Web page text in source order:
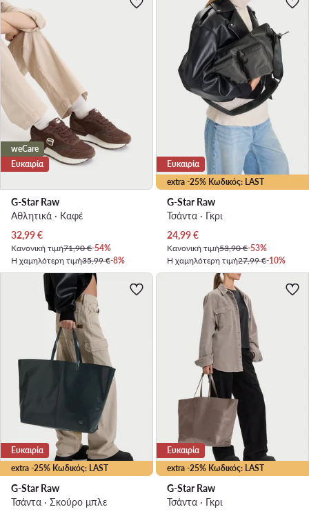
weCare
Ευκαιρία
G-Star Raw
Αθλητικά · Καφέ
Τρέχουσα τιμή
32,99€
Κανονική τιμή71,90 €-54%
Η χαμηλότερη τιμή35,99 €-8%
extra -25% Κωδικός: LAST
Ευκαιρία
G-Star Raw
Τσάντα · Γκρι
Τρέχουσα τιμή
24,99€
Κανονική τιμή53,90 €-53%
Η χαμηλότερη τιμή27,99 €-10%
extra -25% Κωδικός: LAST
Ευκαιρία
G-Star Raw
Τσάντα · Σκούρο μπλε
extra -25% Κωδικός: LAST
Ευκαιρία
G-Star Raw
Τσάντα · Γκρι